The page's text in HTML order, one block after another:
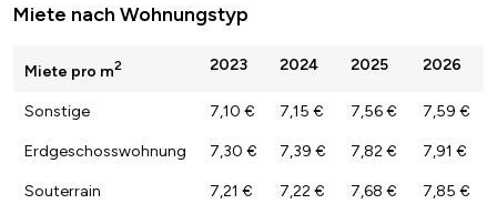
Miete nach Wohnungstyp
Miete pro m2 2023 2024 2025 2026
Sonstige 7,10 € 7,15 € 7,56 € 7,59 €
Erdgeschosswohnung 7,30 € 7,39 € 7,82 € 7,91 €
Souterrain 7,21 € 7,22 € 7,68 € 7,85 €